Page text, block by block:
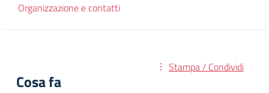
Organizzazione e contatti
Stampa / Condividi
Cosa fa